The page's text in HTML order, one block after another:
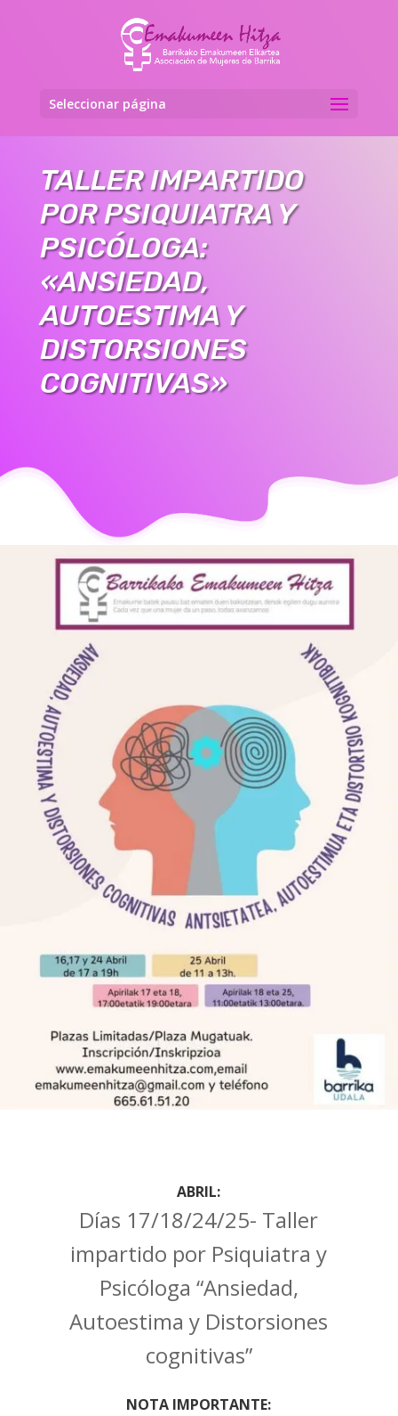
Seleccionar página
TALLER IMPARTIDO
POR PSIQUIATRA Y
PSICÓLOGA:
«ANSIEDAD,
AUTOESTIMA Y
DISTORSIONES
COGNITIVAS»
ABRIL:
Días 17/18/24/25- Taller
impartido por Psiquiatra y
Psicóloga “Ansiedad,
Autoestima y Distorsiones
cognitivas”
NOTA IMPORTANTE: